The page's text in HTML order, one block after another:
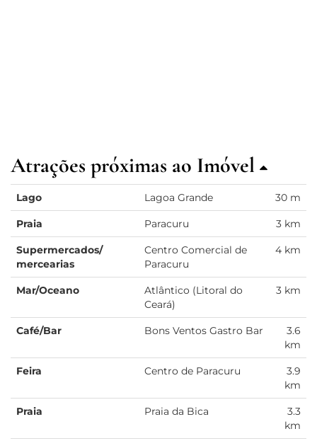
Atrações próximas ao Imóvel
Lago Lagoa Grande 30 m
Praia Paracuru 3 km
Supermercados/
mercearias
Centro Comercial de
Paracuru
4 km
Mar/Oceano
Atlântico (Litoral do
Ceará)
3 km
Café/Bar Bons Ventos Gastro Bar
3.6
km
Feira Centro de Paracuru
3.9
km
Praia Praia da Bica
3.3
km